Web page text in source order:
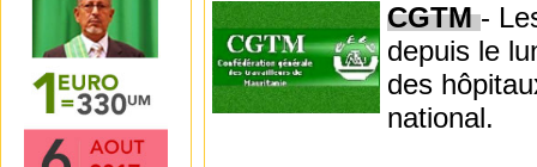
CGTM-
depuis le
des
national.